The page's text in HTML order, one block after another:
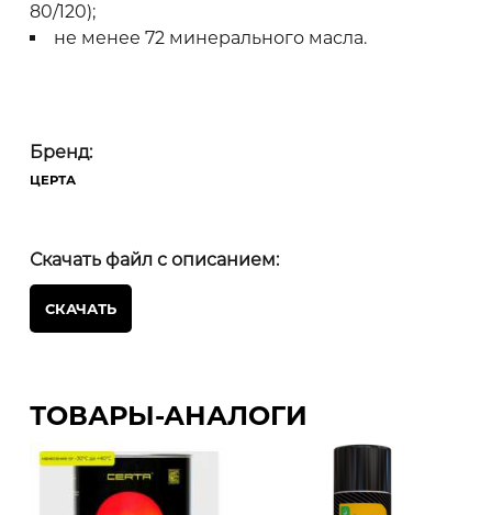
80/120);
не менее 72 минерального масла.
Бренд:
ЦЕРТА
Скачать файл с описанием:
СКАЧАТЬ
ТОВАРЫ-АНАЛОГИ